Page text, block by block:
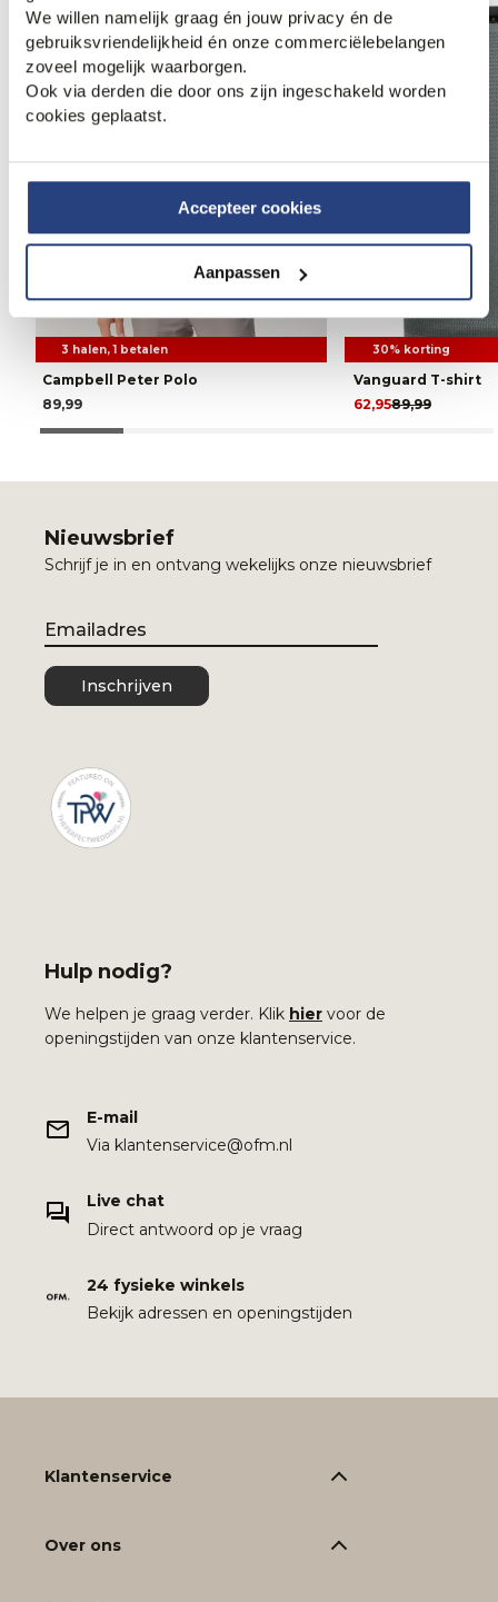
We willen namelijk graag én jouw privacy én de
gebruiksvriendelijkheid én onze commerciëlebelangen
zoveel mogelijk waarborgen.
Ook via derden die door ons zijn ingeschakeld worden
cookies geplaatst.
Accepteer cookies
Aanpassen
3 halen, 1 betalen
Campbell Peter Polo
89,99
30% korting
Vanguard T-shirt
89,99
62,95
Nieuwsbrief
Schrijf je in en ontvang wekelijks onze nieuwsbrief
Email
Inschrijven
Hulp nodig?
We helpen je graag verder. Klik hier voor de
openingstijden van onze klantenservice.
E-mail
Via klantenservice@ofm.nl
Live chat
Direct antwoord op je vraag
24 fysieke winkels
Bekijk adressen en openingstijden
Klantenservice
Over ons